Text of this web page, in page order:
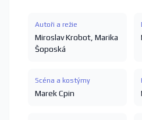
Autoři a režie
Miroslav Krobot Marika
Šoposká
Scéna a kostýmy
Marek Cpin